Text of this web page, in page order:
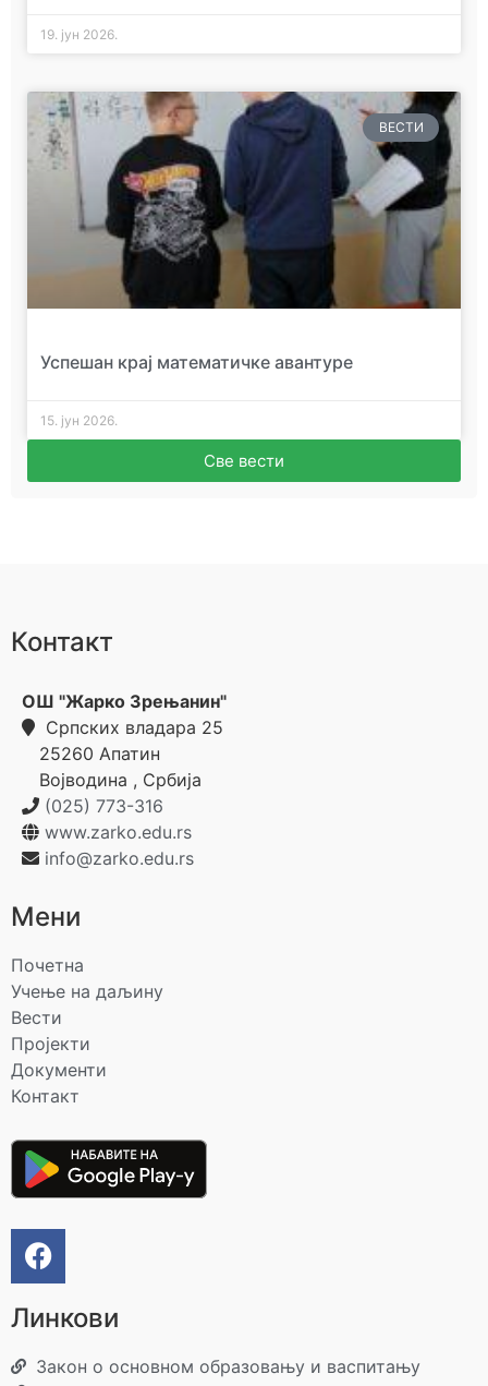
19. јун 2026.
ВЕСТИ
Успешан крај математичке авантуре
15. јун 2026.
Све вести
Контакт
ОШ "Жарко Зрењанин"
Српских владара 25
25260 Апатин
Војводина , Србија
(025) 773-316
www.zarko.edu.rs
info@zarko.edu.rs
Мени
Почетна
Учење на даљину
Вести
Пројекти
Документи
Контакт
Линкови
Закон о основном образовању и васпитању